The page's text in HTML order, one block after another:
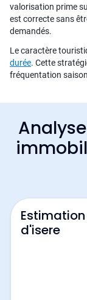
valorisation prime
est correcte sans
demandés.
Le caractère
durée. Cette
fréquentation
d'isere